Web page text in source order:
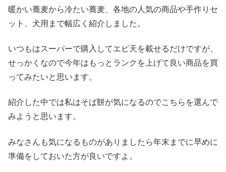
暖かい蕎麦から冷たい蕎麦、各地の人気の商品や手作りセ
ット、犬用まで幅広く紹介しました。
いつもはスーパーで購入してエビ天を載せるだけですが、
せっかくなので今年はもっとランクを上げて良い商品を買
ってみたいと思います。
紹介した中では私はそば餅が気になるのでこちらを選んで
みようと思います。
みなさんも気になるものがありましたら年末までに早めに
準備をしておいた方が良いですよ。